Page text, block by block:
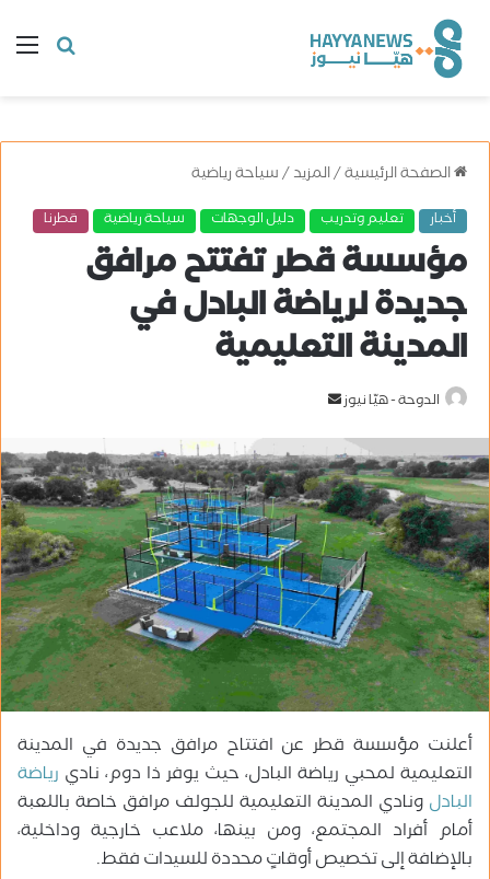
البحث
الصفحة الرئيسية/المزيد/سياحة رياضية
أخبار تعليم وتدريب دليل الوجهات سياحة رياضية قطرنا
مؤسسة قطر تفتتح مرافق
جديدة لرياضة البادل في
المدينة التعليمية
الدوحة - هيّا نيوز
س
ل
ب
ر
ي
د
إ
ل
ك
ت
ر
و
ن
ي
ا
أعلنت مؤسسة قطر عن افتتاح مرافق جديدة في المدينة
التعليمية لمحبي رياضة البادل، حيث يوفر ذا دوم، نادي رياضة
البادل ونادي المدينة التعليمية للجولف مرافق خاصة باللعبة
أمام أفراد المجتمع، ومن بينها، ملاعب خارجية وداخلية،
بالإضافة إلى تخصيص أوقاتٍ محددة للسيدات فقط.